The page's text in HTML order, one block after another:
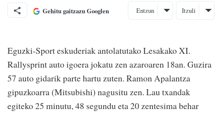
Gehitu gaitzazu Googlen Entzun Itzuli
Eguzki-Sport eskuderiak antolatutako Lesakako XI.
Rallysprint auto igoera jokatu zen azaroaren 18an. Guzira
57 auto gidarik parte hartu zuten. Ramon Apalantza
gipuzkoarra (Mitsubishi) nagusitu zen. Lau txandak
egiteko 25 minutu, 48 segundu eta 20 zentesima behar